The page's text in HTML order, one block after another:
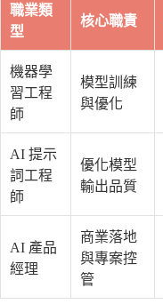
職業類
型
核心職責
機器學
習工程
師
模型訓練
與優化
AI 提示
詞工程
師
優化模型
輸出品質
AI 產品
經理
商業落地
與專案控
管